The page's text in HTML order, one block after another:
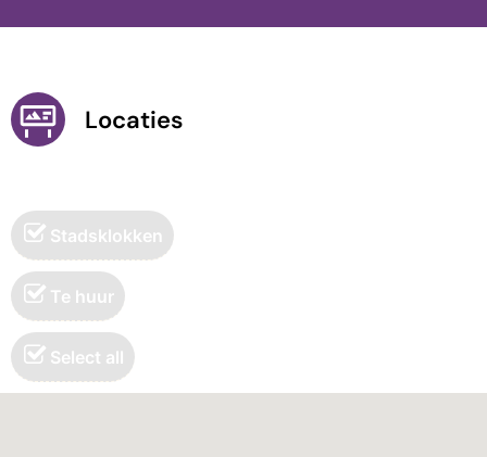
Locaties
Stadsklokken
Te huur
Select all